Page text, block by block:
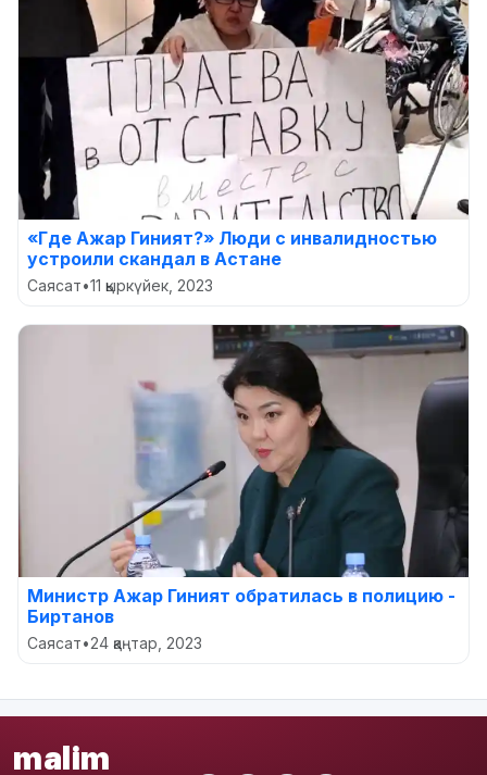
«Где Ажар Гиният?» Люди с инвалидностью
устроили скандал в Астане
Саясат•11 қыркүйек, 2023
Министр Ажар Гиният обратилась в полицию -
Биртанов
Саясат•24 қаңтар, 2023
malim